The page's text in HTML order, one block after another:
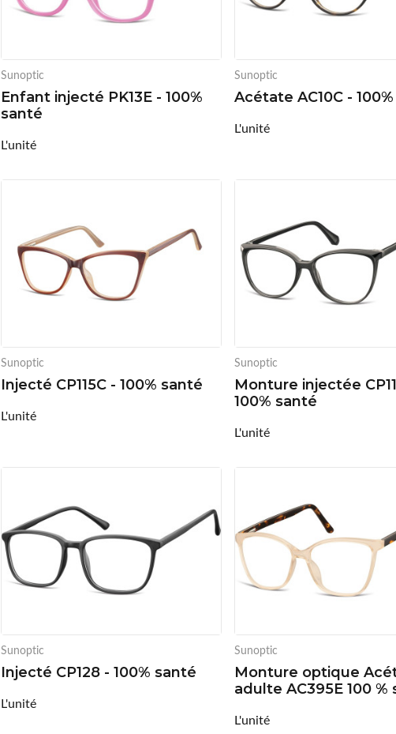
Sunoptic
Enfant injecté PK13E - 100%
santé
L'unité
Sunoptic
Acétate AC10C -
L'unité
Sunoptic
Injecté CP115C - 100% santé
L'unité
Sunoptic
Monture injectée
100% santé
L'unité
Sunoptic
Injecté CP128 - 100% santé
L'unité
Sunoptic
Monture optique
adulte AC395E 100 %
L'unité